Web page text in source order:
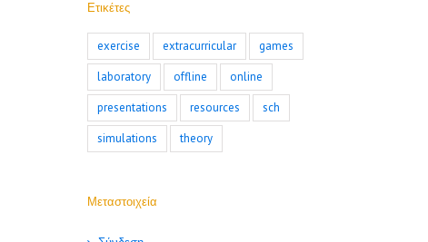
Ετικέτες
exercise extracurricular
games
laboratory
offline
online
presentations
resources
sch
simulations
theory
Μεταστοιχεία